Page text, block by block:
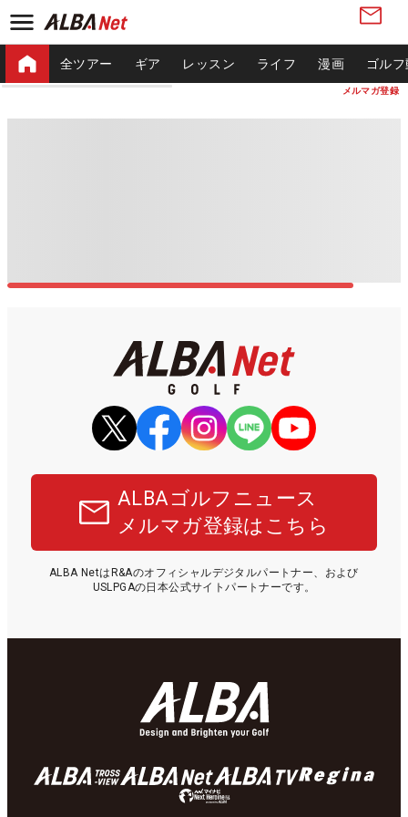
メルマガ登録
全ツアー ギア レッスン ライフ 漫画 ゴル
ALBAゴルフニュース
メルマガ登録はこちら
ALBA NetはR&Aのオフィシャルデジタルパートナー、および
USLPGAの日本公式サイトパートナーです。